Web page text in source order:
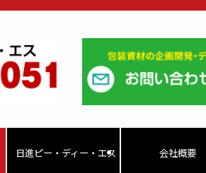
日進ピー・ディー・エス 会社概要